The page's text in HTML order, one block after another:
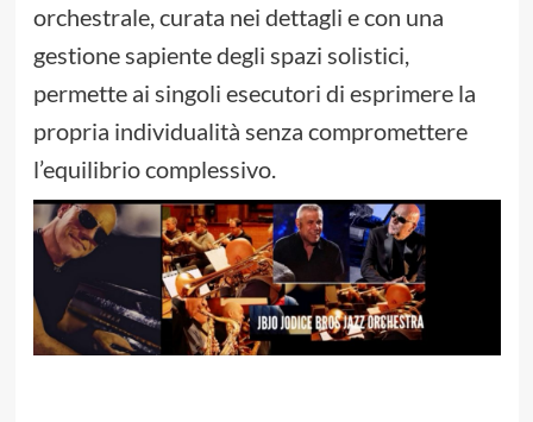
orchestrale, curata nei dettagli e con una
gestione sapiente degli spazi solistici,
permette ai singoli esecutori di esprimere la
propria individualità senza compromettere
l’equilibrio complessivo.